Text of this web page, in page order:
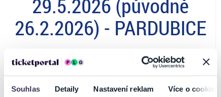
Souhlas Detaily Nastavení reklam Více o cookies
29.5.2026 (původně
26.2.2026) - PARDUBICE
ZRUŠENO:
RECITÁL PŘI SVÍČKÁCHv plánovaném termínu29.5.2026od 20:00